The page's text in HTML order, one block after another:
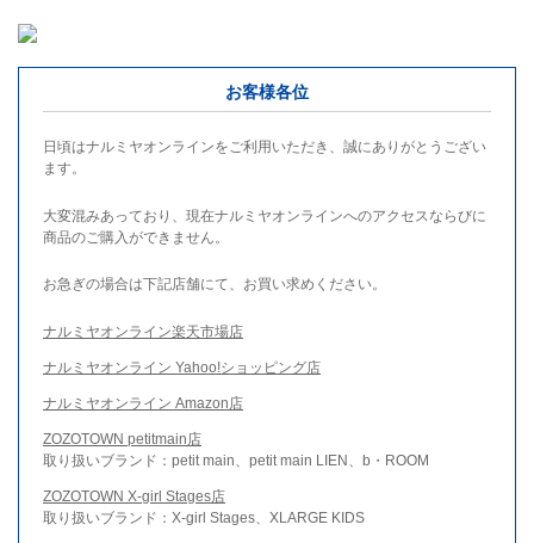
お客様各位
日頃はナルミヤオンラインをご利用いただき、誠にありがとうござい
ます。
大変混みあっており、現在ナルミヤオンラインへのアクセスならびに
商品のご購入ができません。
お急ぎの場合は下記店舗にて、お買い求めください。
ナルミヤオンライン楽天市場店
ナルミヤオンライン Yahoo!ショッピング店
ナルミヤオンライン Amazon店
ZOZOTOWN petitmain店
取り扱いブランド：petit main、petit main LIEN、b・ROOM
ZOZOTOWN X-girl Stages店
取り扱いブランド：X-girl Stages、XLARGE KIDS